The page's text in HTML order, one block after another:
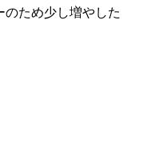
ため少し増やした